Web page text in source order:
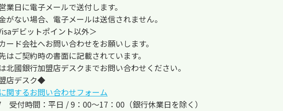
業日に電子メールで送付します。
がない場合、電子メールは送信されません。
デビットポイント以外＞
ード会社へお問い合わせをお願いします。
はご契約時の書面に記載されています。
北國銀行加盟店デスクまでお問い合わせください。
店デスク◆
関するお問い合わせフォーム
付時間：平日 / 9：00～17：00（銀行休業日を除く）